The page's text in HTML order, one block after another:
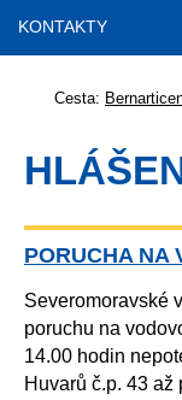
KONTAKTY
Cesta:
PORUCHA NA
Severomoravské
poruchu na
14.00 hodin
Huvarů č.p. 43 až